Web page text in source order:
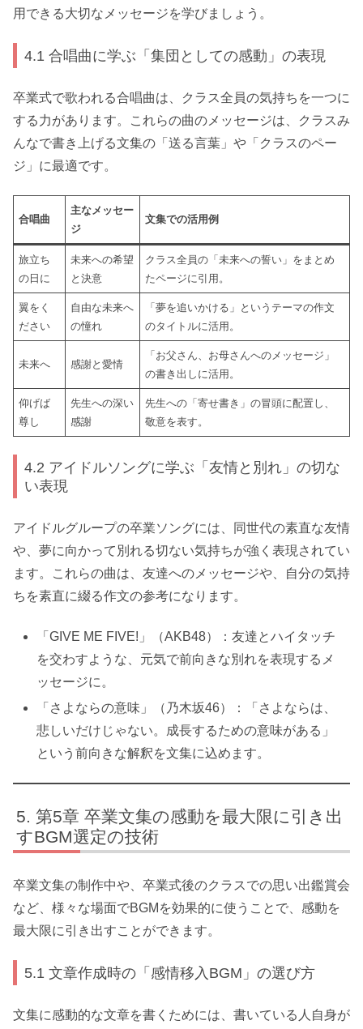
用できる大切なメッセージを学びましょう。
4.1 合唱曲に学ぶ「集団としての感動」の表現
卒業式で歌われる合唱曲は、クラス全員の気持ちを一つに
する力があります。これらの曲のメッセージは、クラスみ
んなで書き上げる文集の「送る言葉」や「クラスのペー
ジ」に最適です。
合唱曲
主なメッセー
ジ
文集での活用例
旅立ち
の日に
未来への希望
と決意
クラス全員の「未来への誓い」をまとめ
たページに引用。
翼をく
ださい
自由な未来へ
の憧れ
「夢を追いかける」というテーマの作文
のタイトルに活用。
未来へ 感謝と愛情
「お父さん、お母さんへのメッセージ」
の書き出しに活用。
仰げば
尊し
先生への深い
感謝
先生への「寄せ書き」の冒頭に配置し、
敬意を表す。
4.2 アイドルソングに学ぶ「友情と別れ」の切な
い表現
アイドルグループの卒業ソングには、同世代の素直な友情
や、夢に向かって別れる切ない気持ちが強く表現されてい
ます。これらの曲は、友達へのメッセージや、自分の気持
ちを素直に綴る作文の参考になります。
「GIVE ME FIVE!」（AKB48）：友達とハイタッチ
を交わすような、元気で前向きな別れを表現するメ
ッセージに。
「さよならの意味」（乃木坂46）：「さよならは、
悲しいだけじゃない。成長するための意味がある」
という前向きな解釈を文集に込めます。
第5章 卒業文集の感動を最大限に引き出
すBGM選定の技術
卒業文集の制作中や、卒業式後のクラスでの思い出鑑賞会
など、様々な場面でBGMを効果的に使うことで、感動を
最大限に引き出すことができます。
5.1 文章作成時の「感情移入BGM」の選び方
文集に感動的な文章を書くためには、書いている人自身が